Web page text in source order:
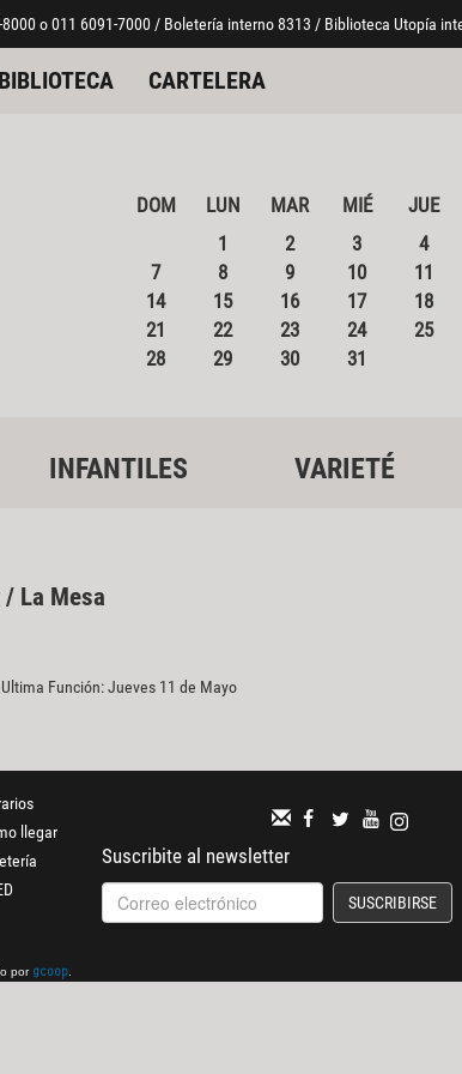
o 011 6091-7000 / Boletería interno 8313 / Biblioteca Utopía
BIBLIOTECA CARTELERA
DOM LUN MAR MIÉ JUE
1
2 3 4
7
8 9 10 11
14
15 16 17 18
21
22 23 24 25
28
29 30 31
INFANTILES VARIETÉ
/ La Mesa
Función: Jueves 11 de Mayo
llegar
Suscribite al newsletter
SUSCRIBIRSE
por gcoop